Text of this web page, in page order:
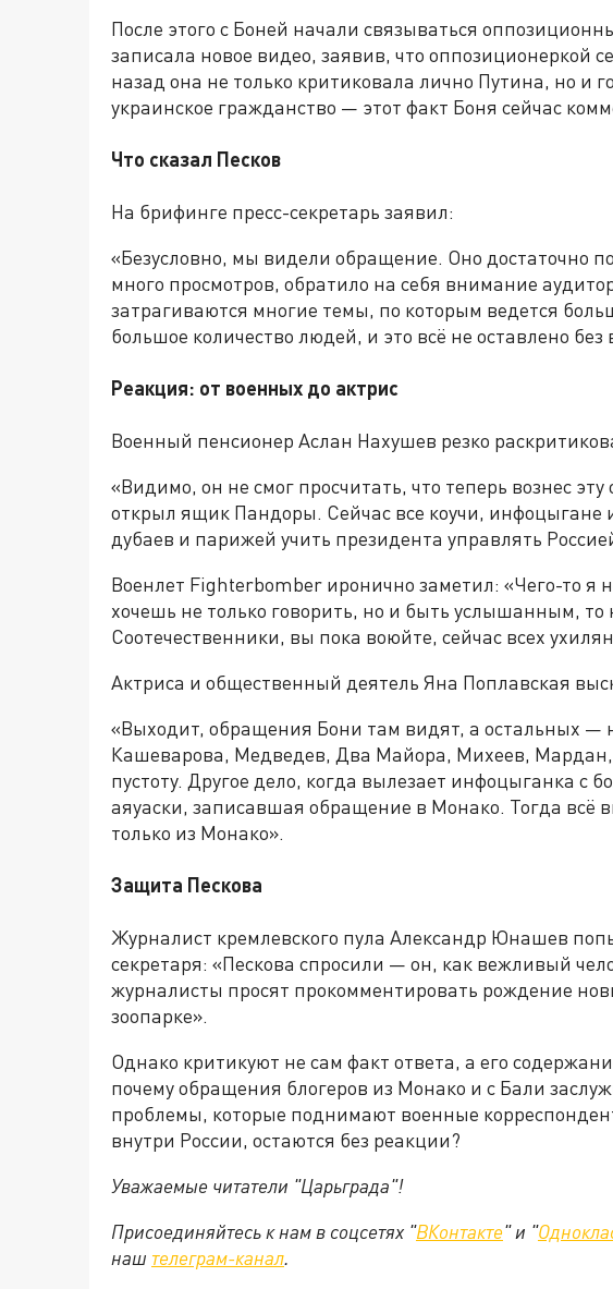
После этого с Боней начали связываться
записала новое видео, заявив, что оппозиционеркой
назад она не только критиковала лично Путина, но и
украинское гражданство — этот факт Боня сейчас
Что сказал Песков
На брифинге пресс-секретарь заявил:
«Безусловно, мы видели обращение. Оно достаточно
много просмотров, обратило на себя внимание
затрагиваются многие темы, по которым ведется
большое количество людей, и это всё не оставлено
Реакция: от военных до актрис
Военный пенсионер Аслан Нахушев резко
«Видимо, он не смог просчитать, что теперь вознес
открыл ящик Пандоры. Сейчас все коучи, инфоцыгане
дубаев и парижей учить президента управлять
Военлет Fighterbomber иронично заметил: «Чего-то я
хочешь не только говорить, но и быть услышанным, то
Соотечественники, вы пока воюйте, сейчас всех
Актриса и общественный деятель Яна Поплавская
«Выходит, обращения Бони там видят, а остальных —
Кашеварова, Медведев, Два Майора, Михеев,
пустоту. Другое дело, когда вылезает инфоцыганка с
аяуаски, записавшая обращение в Монако. Тогда всё
только из Монако».
Защита Пескова
Журналист кремлевского пула Александр Юнашев
секретаря: «Пескова спросили — он, как вежливый
журналисты просят прокомментировать рождение
зоопарке».
Однако критикуют не сам факт ответа, а его
почему обращения блогеров из Монако и с Бали
проблемы, которые поднимают военные
внутри России, остаются без реакции?
Уважаемые читатели "Царьграда"!
Присоединяйтесь к нам в соцсетях "ВКонтакте" и "
наш телеграм-канал.